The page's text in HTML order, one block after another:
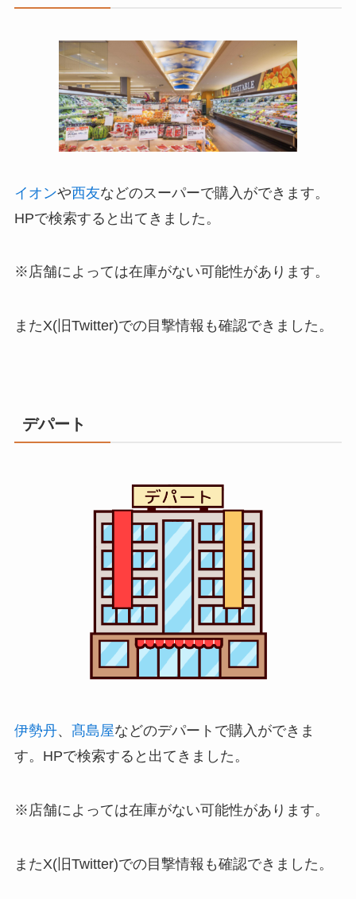
イオンや西友などのスーパーで購入ができます。
HPで検索すると出てきました。
※店舗によっては在庫がない可能性があります。
またX(旧Twitter)での目撃情報も確認できました。
デパート
伊勢丹、 髙島屋などのデパートで購入ができま
す。HPで検索すると出てきました。
※店舗によっては在庫がない可能性があります。
またX(旧Twitter)での目撃情報も確認できました。